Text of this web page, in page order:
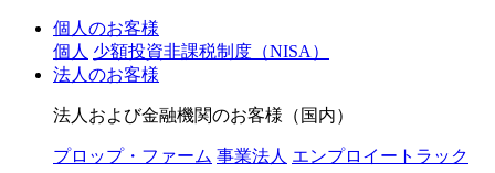
個人のお客様
個人 少額投資非課税制度（NISA）
法人のお客様
法人および金融機関のお客様（国内）
プロップ・ファーム 事業法人 エンプロイートラック